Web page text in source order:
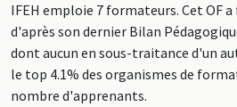
IFEH emploie 7 formateurs. Cet OF
d'après son dernier Bilan
dont aucun en sous-traitance d'un
le top 4.1% des organismes de
nombre d'apprenants.